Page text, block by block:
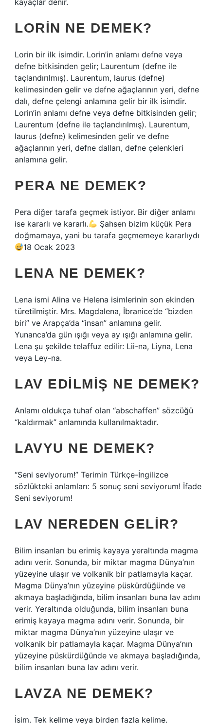
kayaçlar denir.
LORIN NE DEMEK?
Lorin bir ilk isimdir. Lorin’in anlamı defne veya
defne bitkisinden gelir; Laurentum (defne ile
taçlandırılmış). Laurentum, laurus (defne)
kelimesinden gelir ve defne ağaçlarının yeri, defne
dalı, defne çelengi anlamına gelir bir ilk isimdir.
Lorin’in anlamı defne veya defne bitkisinden gelir;
Laurentum (defne ile taçlandırılmış). Laurentum,
laurus (defne) kelimesinden gelir ve defne
ağaçlarının yeri, defne dalları, defne çelenkleri
anlamına gelir.
PERA NE DEMEK?
Pera diğer tarafa geçmek istiyor. Bir diğer anlamı
ise kararlı ve kararlı.
Şahsen bizim küçük Pera
doğmamaya, yani bu tarafa geçmemeye kararlıydı
18 Ocak 2023
LENA NE DEMEK?
Lena ismi Alina ve Helena isimlerinin son ekinden
türetilmiştir. Mrs. Magdalena, İbranice’de “bizden
biri” ve Arapça’da “insan” anlamına gelir.
Yunanca’da gün ışığı veya ay ışığı anlamına gelir.
Lena şu şekilde telaffuz edilir: Lii-na, Liyna, Lena
veya Ley-na.
LAV EDILMIŞ NE DEMEK?
Anlamı oldukça tuhaf olan “abschaffen” sözcüğü
“kaldırmak” anlamında kullanılmaktadır.
LAVYU NE DEMEK?
“Seni seviyorum!” Terimin Türkçe-İngilizce
sözlükteki anlamları: 5 sonuç seni seviyorum! İfade
Seni seviyorum!
LAV NEREDEN GELIR?
Bilim insanları bu erimiş kayaya yeraltında magma
adını verir. Sonunda, bir miktar magma Dünya’nın
yüzeyine ulaşır ve volkanik bir patlamayla kaçar.
Magma Dünya’nın yüzeyine püskürdüğünde ve
akmaya başladığında, bilim insanları buna lav adını
verir. Yeraltında olduğunda, bilim insanları buna
erimiş kayaya magma adını verir. Sonunda, bir
miktar magma Dünya’nın yüzeyine ulaşır ve
volkanik bir patlamayla kaçar. Magma Dünya’nın
yüzeyine püskürdüğünde ve akmaya başladığında,
bilim insanları buna lav adını verir.
LAVZA NE DEMEK?
İsim. Tek kelime veya birden fazla kelime.